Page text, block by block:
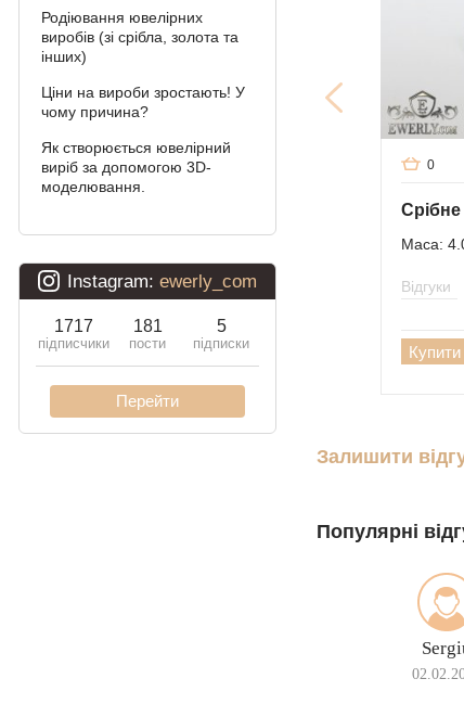
Подвійний Бісмарк
Подвійний струмочок
(чайка)
Десятка (подвійне
панцирное)
Кардинал (Пітон,
Ліхтарі
Молнія
Родіювання ювелірних
виробів (зі срібла, золота та
інших)
Ціни на вироби зростають! У
чому причина?
Як створюється ювелірний
виріб за допомогою 3D-
моделювання.
0
Маса:
Відгуки
Купити
Залишити
Популярні